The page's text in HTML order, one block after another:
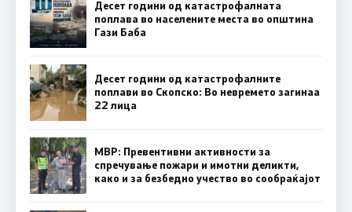
Десет години од катастрофалната
поплава во населените места во општина
Гази Баба
Десет години од катастрофалните
поплави во Скопско: Во невремето загинаа
22 лица
МВР: Превентивни активности за
спречување пожари и имотни деликти,
како и за безбедно учество во сообраќајот